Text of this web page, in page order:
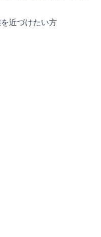
近づけたい方